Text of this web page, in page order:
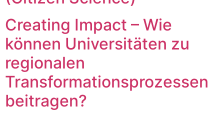
Creating Impact – Wie
können Universitäten zu
regionalen
Transformationsprozessen
beitragen?